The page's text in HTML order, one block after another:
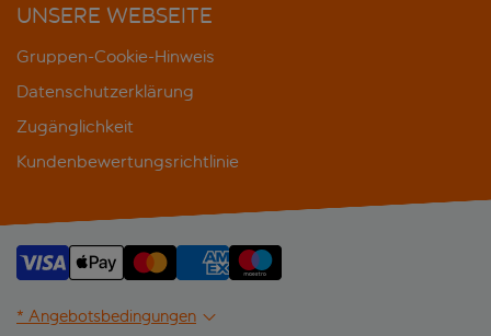
UNSERE WEBSEITE
Gruppen-Cookie-Hinweis
Datenschutzerklärung
Zugänglichkeit
Kundenbewertungsrichtlinie
* Angebotsbedingungen